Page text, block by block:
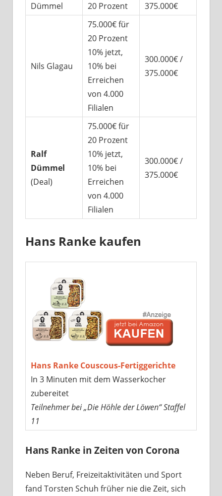
Dümmel
20 Prozent
375.000€
Nils Glagau
75.000€ für
20 Prozent
10% jetzt,
10% bei
Erreichen
von 4.000
Filialen
300.000€ /
375.000€
Ralf
Dümmel
(Deal)
75.000€ für
20 Prozent
10% jetzt,
10% bei
Erreichen
von 4.000
Filialen
300.000€ /
375.000€
Hans Ranke kaufen
Hans Ranke Couscous-Fertiggerichte
In 3 Minuten mit dem Wasserkocher
zubereitet
Teilnehmer bei „Die Höhle der Löwen“ Staffel
11
Hans Ranke in Zeiten von Corona
Neben Beruf, Freizeitaktivitäten und Sport
fand Torsten Schuh früher nie die Zeit, sich